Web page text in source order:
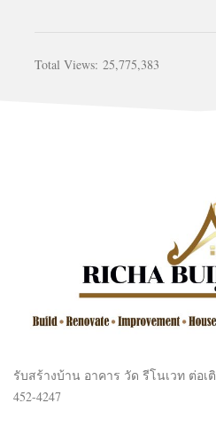
Total Views: 25,775,383
รับสร้างบ้าน อาคาร วัด รีโนเวท ต่อเ
452-4247